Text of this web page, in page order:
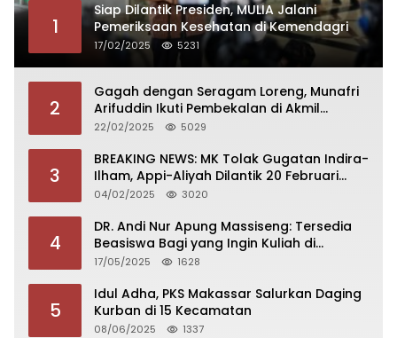
1
Siap Dilantik Presiden, MULIA Jalani
Pemeriksaan Kesehatan di Kemendagri
17/02/2025 5231
2
Gagah dengan Seragam Loreng, Munafri
Arifuddin Ikuti Pembekalan di Akmil
Magelang
22/02/2025 5029
3
BREAKING NEWS: MK Tolak Gugatan Indira-
Ilham, Appi-Aliyah Dilantik 20 Februari
2025
04/02/2025 3020
4
DR. Andi Nur Apung Massiseng: Tersedia
Beasiswa Bagi yang Ingin Kuliah di
Fakultas Perikanan UCM
17/05/2025 1628
5
Idul Adha, PKS Makassar Salurkan Daging
Kurban di 15 Kecamatan
08/06/2025 1337